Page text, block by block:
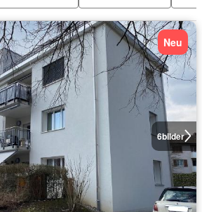
6bilder
Neu